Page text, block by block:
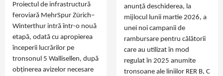
Proiectul de infrastructură
feroviară MehrSpur Zürich–
Winterthur intră într-o nouă
etapă, odată cu apropierea
începerii lucrărilor pe
tronsonul 5 Wallisellen, după
obținerea avizelor necesare
anunță deschiderea, la
mijlocul lunii martie 2026, a
unei noi campanii de
rambursare pentru călătorii
care au utilizat în mod
regulat în 2025 anumite
tronsoane ale liniilor RER B, C